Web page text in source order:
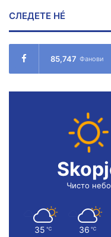
СЛЕДЕТЕ НÉ
85,747 Фанови
Чисто небо
35 ℃ 36 ℃